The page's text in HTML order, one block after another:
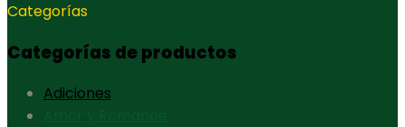
Categorías
Categorías de productos
Adiciones